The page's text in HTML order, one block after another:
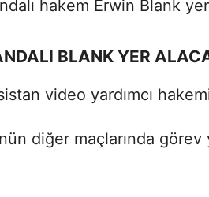
hakem Erwin Blank
BLANK YER
video yardımcı
diğer maçlarında